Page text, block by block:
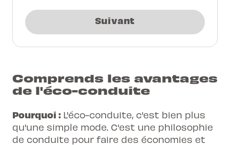
Suivant
Comprends les avantages
de l'éco-conduite
Pourquoi : L'éco-conduite, c'est bien plus
qu'une simple mode. C'est une philosophie
de conduite pour faire des économies et